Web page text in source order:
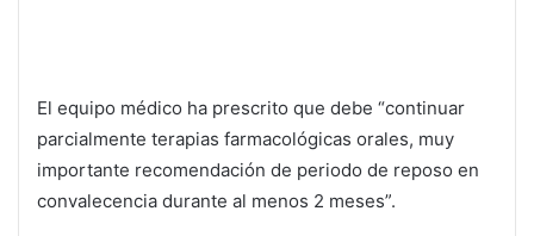
El equipo médico ha prescrito que debe “continuar
parcialmente terapias farmacológicas orales, muy
importante recomendación de periodo de reposo en
convalecencia durante al menos 2 meses”.